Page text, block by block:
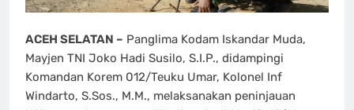
ACEH SELATAN – Panglima Kodam Iskandar Muda,
Mayjen TNI Joko Hadi Susilo, S.I.P., didampingi
Komandan Korem 012/Teuku Umar, Kolonel Inf
Windarto, S.Sos., M.M., melaksanakan peninjauan